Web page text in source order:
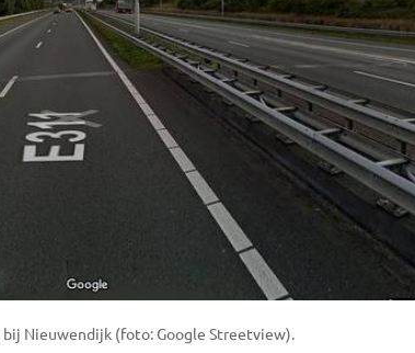
Nieuwendijk (foto: Google Streetview).